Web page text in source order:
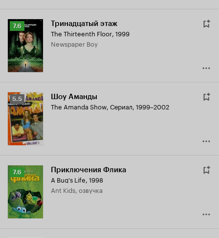
Рейтинг
Кинопоиска
7.6
7.6 Тринадцатый этаж
The Thirteenth Floor, 1999
Newspaper Boy
Рейтинг
Кинопоиска
5.5
5.5 Шоу Аманды
The Amanda Show, Сериал, 1999–2002
Рейтинг
Кинопоиска
7.6
7.6 Приключения Флика
A Bug's Life, 1998
Ant Kids, озвучка